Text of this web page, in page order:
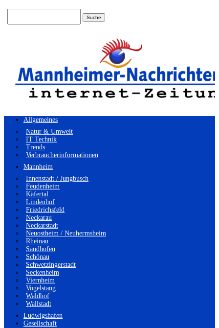
Allgemeines
Natur & Umwelt
IT Technik
Trends
Verbraucherinformationen
Mannheim
Innenstadt / Jungbusch
Feudenheim
Käfertal
Lindenhof
Friedrichsfeld
Neckarau
Neckarstadt
Neuostheim / Neuhermsheim
Rheinau
Sandhofen
Schönau
Schwetzingerstadt
Seckenheim
Viernheim
Vogelstang
Waldhof
Wallstadt
Ludwigshafen
Gesellschaft